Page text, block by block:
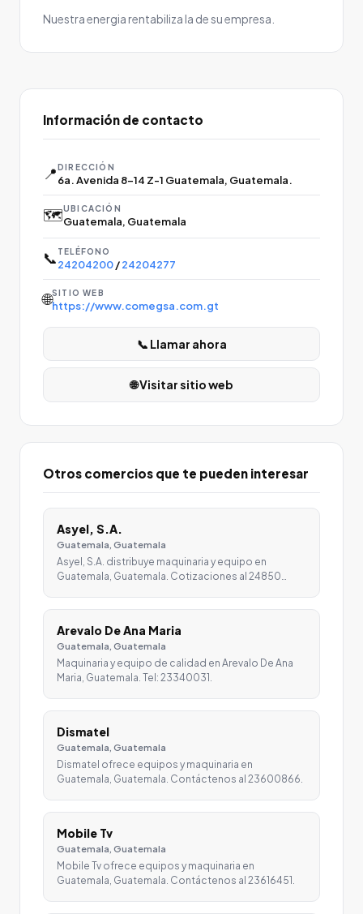
Nuestra energia rentabiliza la de su empresa.
Información de contacto
📍DIRECCIÓN
6a. Avenida 8-14 Z-1 Guatemala, Guatemala.
🗺️UBICACIÓN
Guatemala, Guatemala
📞 TELÉFONO
24204200/24204277
🌐SITIO WEB
https://www.comegsa.com.gt
📞 Llamar ahora
🌐 Visitar sitio web
Otros comercios que te pueden interesar
Asyel, S.A.
Guatemala, Guatemala
Asyel, S.A. distribuye maquinaria y equipo en
Guatemala, Guatemala. Cotizaciones al 24850…
Arevalo De Ana Maria
Guatemala, Guatemala
Maquinaria y equipo de calidad en Arevalo De Ana
Maria, Guatemala. Tel: 23340031.
Dismatel
Guatemala, Guatemala
Dismatel ofrece equipos y maquinaria en
Guatemala, Guatemala. Contáctenos al 23600866.
Mobile Tv
Guatemala, Guatemala
Mobile Tv ofrece equipos y maquinaria en
Guatemala, Guatemala. Contáctenos al 23616451.